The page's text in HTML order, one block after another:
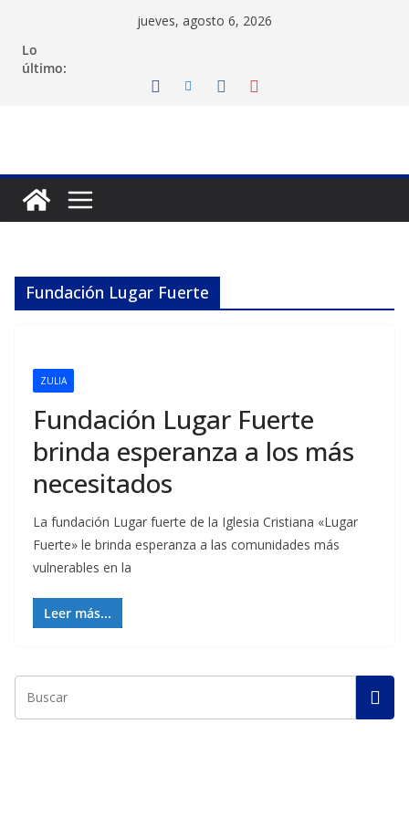
contenido
jueves, agosto 6, 2026
Lo
último:
Fundación Lugar Fuerte
ZULIA
Fundación Lugar Fuerte
brinda esperanza a los más
necesitados
La fundación Lugar fuerte de la Iglesia Cristiana «Lugar
Fuerte» le brinda esperanza a las comunidades más
vulnerables en la
Leer más...